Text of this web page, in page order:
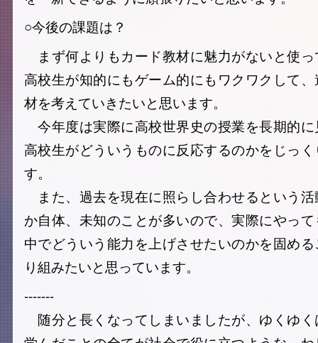
○今後の課題は？
まず何よりもカード教材に魅力がないと使
高校生が知的にもゲーム的にもワクワクして
材を考えていきたいと思います。
今年度は実際に高校世界史の授業を長期的
高校生がどういうものに反応するのかをじっ
す。
また、過去を現在に照らし合わせるという
か自体、未知のことが多いので、実際にやっ
中でどういう能力を上げさせたいのかを固め
り組みたいと思っています。
-------
随分と長くなってしまいましたが、ゆくゆ